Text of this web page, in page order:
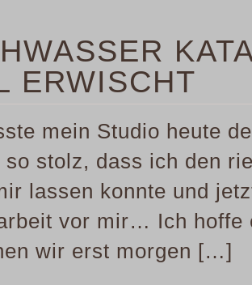
ERWISCHT
mein Studio heute
so stolz, dass ich den
lassen konnte und
vor mir… Ich
wir erst morgen […]